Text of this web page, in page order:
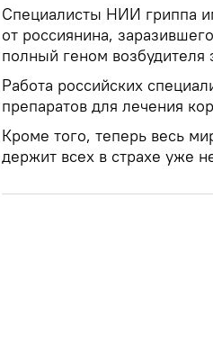
Специалисты НИИ гриппа
от россиянина,
полный геном возбудителя
Работа российских
препаратов для лечения
Кроме того, теперь весь
держит всех в страхе уже